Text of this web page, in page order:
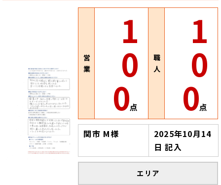
営
業
1
0
0点
職
人
1
0
0点
関市 M様
2025年10月14
日 記入
エリア